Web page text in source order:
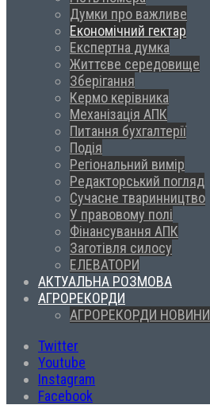
Думки про важливе
Економічний гектар
Експертна думка
Життєве середовище
Зберігання
Кермо керівника
Механізація АПК
Питання бухгалтерії
Подія
Регіональний вимір
Редакторський погляд
Сучасне тваринництво
У правовому полі
Фінансування АПК
Заготівля силосу
ЕЛЕВАТОРИ
АКТУАЛЬНА РОЗМОВА
АГРОРЕКОРДИ
АГРОРЕКОРДИ НОВИНИ
Twitter
Youtube
Instagram
Facebook